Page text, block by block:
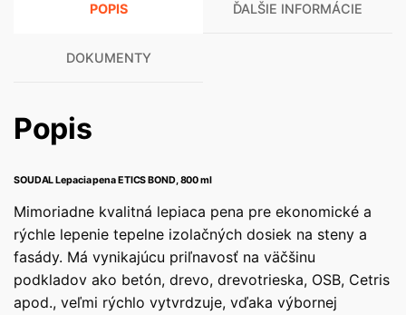
POPIS ĎALŠIE INFORMÁCIE
DOKUMENTY
Popis
SOUDAL Lepacia pena ETICS BOND, 800 ml
Mimoriadne kvalitná lepiaca pena pre ekonomické a
rýchle lepenie tepelne izolačných dosiek na steny a
fasády. Má vynikajúcu priľnavosť na väčšinu
podkladov ako betón, drevo, drevotrieska, OSB, Cetris
apod., veľmi rýchlo vytvrdzuje, vďaka výbornej